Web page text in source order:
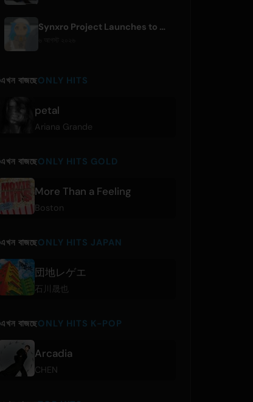
Synxro Project Launches to Create New IP from Fictional Anime Openings
এখন বাজছেONLY HITS
petal
Ariana Grande
এখন বাজছেONLY HITS GOLD
More Than a Feeling
Boston
এখন বাজছেONLY HITS JAPAN
団地レゲエ
石川晟也
এখন বাজছেONLY HITS K-POP
Arcadia
CHEN